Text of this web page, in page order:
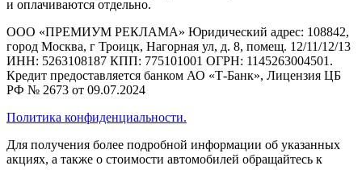
и оплачиваются отдельно.
ООО «ПРЕМИУМ РЕКЛАМА» Юридический адрес: 108842,
город Москва, г Троицк, Нагорная ул, д. 8, помещ. 12/11/12/13
ИНН: 5263108187 КПП: 775101001 ОГРН: 1145263004501.
Кредит предоставляется банком АО «Т-Банк», Лицензия ЦБ
РФ № 2673 от 09.07.2024
Политика конфиденциальности.
Для получения более подробной информации об указанных
акциях, а также о стоимости автомобилей обращайтесь к